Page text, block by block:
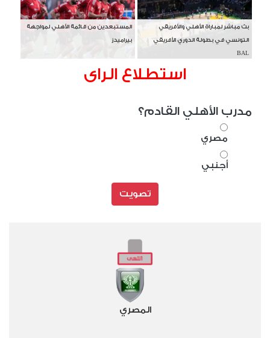
بث مباشر لمباراة الأهلي والأفريقي
التونسي في بطولة الدوري الأفريقي
BAL
المستبعدين من قائمة الأهلي لمواجهة
بيراميدز
استطلاع الراى
مدرب الأهلي القادم؟
مصري
أجنبي
تصويت
المصري